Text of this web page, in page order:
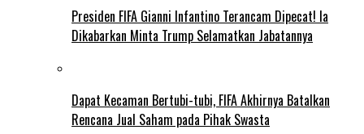
Presiden FIFA Gianni Infantino Terancam Dipecat! Ia
Dikabarkan Minta Trump Selamatkan Jabatannya
Dapat Kecaman Bertubi-tubi, FIFA Akhirnya Batalkan
Rencana Jual Saham pada Pihak Swasta